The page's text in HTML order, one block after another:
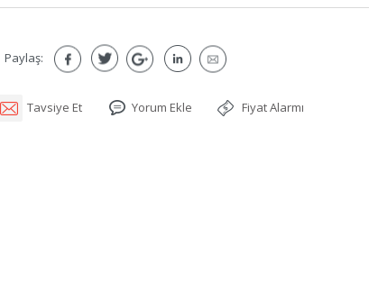
Paylaş:
Tavsiye Et Yorum Ekle Fiyat Alarmı